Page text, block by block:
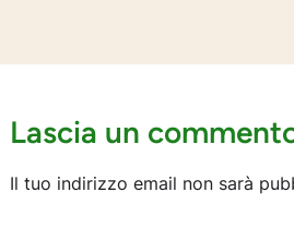
Lascia un
Il tuo indirizzo email non sarà